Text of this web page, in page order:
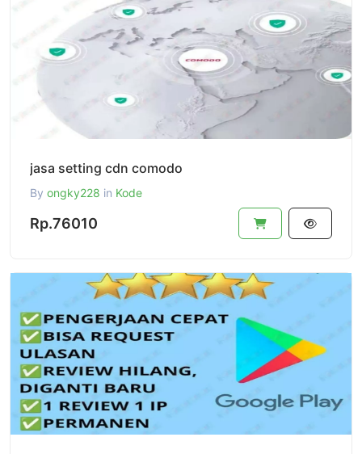
jasa setting cdn comodo
By ongky228 in Kode
Rp.76010